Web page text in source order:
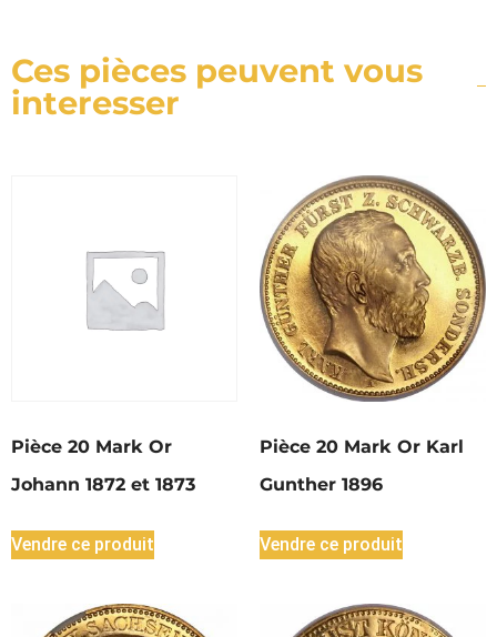
Ces pièces peuvent vous
interesser
Pièce 20 Mark Or
Johann 1872 et 1873
Vendre ce produit
Pièce 20 Mark Or Karl
Gunther 1896
Vendre ce produit